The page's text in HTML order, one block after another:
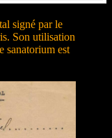
signé par le
Son utilisation
sanatorium est